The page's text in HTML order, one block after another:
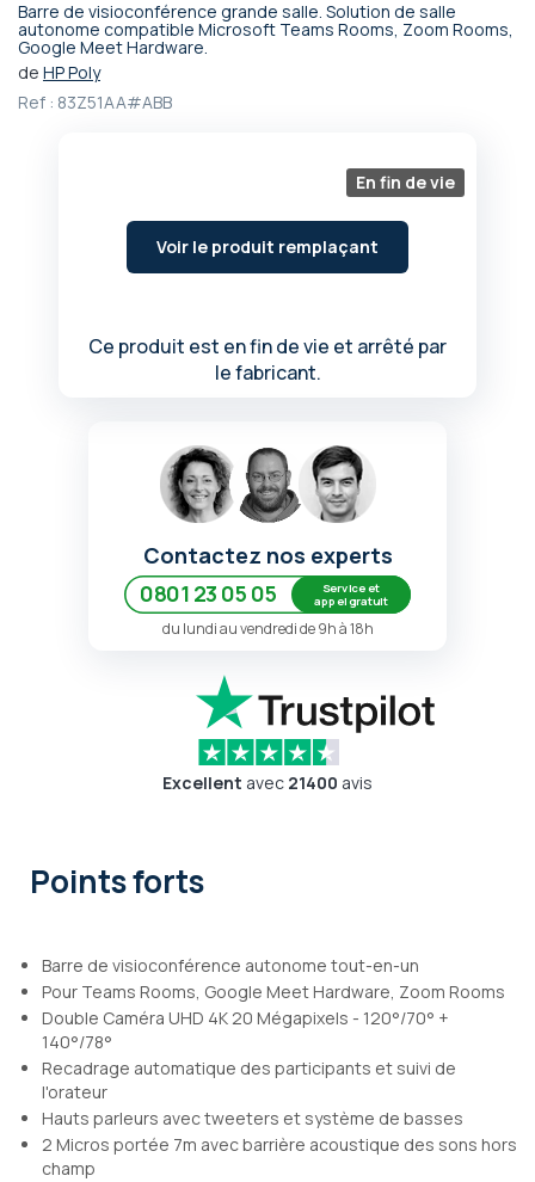
Barre de visioconférence grande salle. Solution de salle
autonome compatible Microsoft Teams Rooms, Zoom Rooms,
Google Meet Hardware.
de HP Poly
Ref : 83Z51AA#ABB
En fin de vie
Voir le produit remplaçant
Ce produit est en fin de vie et arrêté par
le fabricant.
Passer
au
début
de
Contactez nos experts
0801 23 05 05
Service et
appel gratuit
du lundi au vendredi de 9h à 18h
Excellent avec 21400 avis
Points forts
Barre de visioconférence autonome tout-en-un
Pour Teams Rooms, Google Meet Hardware, Zoom Rooms
Double Caméra UHD 4K 20 Mégapixels - 120°/70° +
140°/78°
Recadrage automatique des participants et suivi de
l'orateur
Hauts parleurs avec tweeters et système de basses
2 Micros portée 7m avec barrière acoustique des sons hors
champ